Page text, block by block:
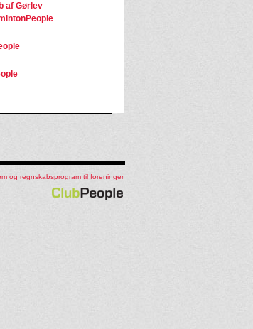
af Gørlev
og regnskabsprogram til foreninger